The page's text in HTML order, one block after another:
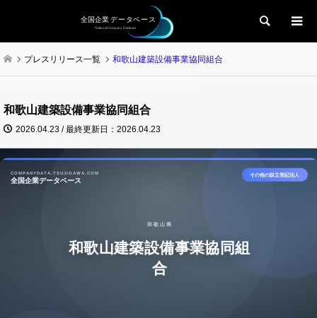
検索
プレスリリース一覧 和歌山建築設備事業協同組合
和歌山建築設備事業協同組合
2026.04.23 / 最終更新日：2026.04.23